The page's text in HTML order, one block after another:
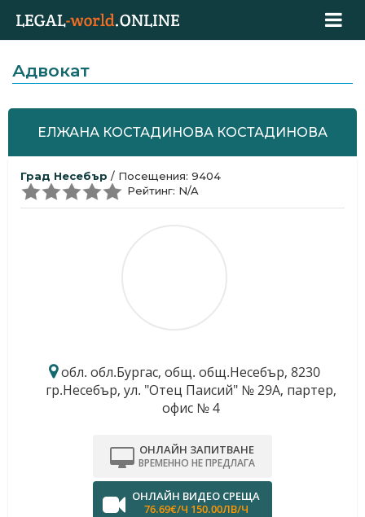
Адвокат
ЕЛЖАНА КОСТАДИНОВА КОСТАДИНОВА
Град Несебър / Посещения: 9404
Рейтинг: N/A
обл. обл.Бургас, общ. общ.Несебър, 8230
гр.Несебър, ул. "Отец Паисий" № 29А, партер,
офис № 4
ОНЛАЙН ЗАПИТВАНЕ
ВРЕМЕННО НЕ ПРЕДЛАГА
ОНЛАЙН ВИДЕО СРЕЩА
76.69€/Ч 150.00ЛВ/Ч